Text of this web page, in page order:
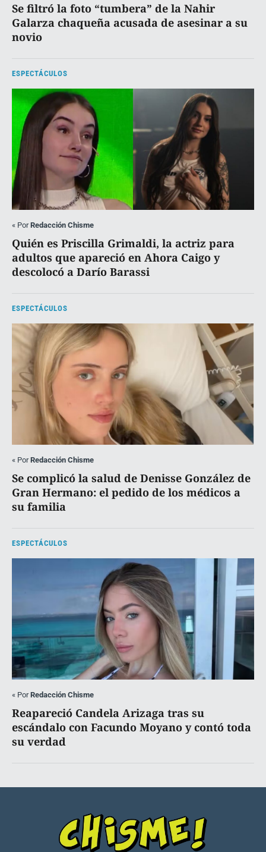
Se filtró la foto “tumbera” de la Nahir
Galarza chaqueña acusada de asesinar a su
novio
ESPECTÁCULOS
« PorRedacción Chisme
Quién es Priscilla Grimaldi, la actriz para
adultos que apareció en Ahora Caigo y
descolocó a Darío Barassi
ESPECTÁCULOS
« PorRedacción Chisme
Se complicó la salud de Denisse González de
Gran Hermano: el pedido de los médicos a
su familia
ESPECTÁCULOS
« PorRedacción Chisme
Reapareció Candela Arizaga tras su
escándalo con Facundo Moyano y contó toda
su verdad